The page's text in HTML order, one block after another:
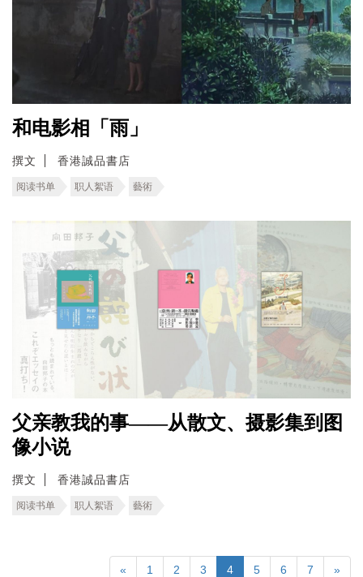
和电影相「雨」
撰文 香港誠品書店
阅读书单 职人絮语 藝術
父亲教我的事——从散文、摄影集到图
像小说
撰文 香港誠品書店
阅读书单 职人絮语 藝術
« 1 2 3 4 5 6 7 »